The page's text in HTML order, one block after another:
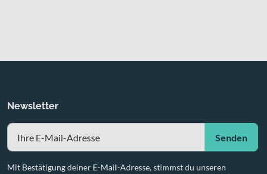
Newsletter
Senden
Mit Bestätigung deiner E-Mail-Adresse, stimmst du unseren